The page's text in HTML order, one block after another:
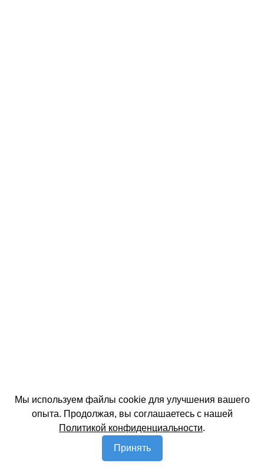
Мы используем файлы cookie для улучшения вашего
опыта. Продолжая, вы соглашаетесь с нашей
Политикой конфиденциальности.
Принять